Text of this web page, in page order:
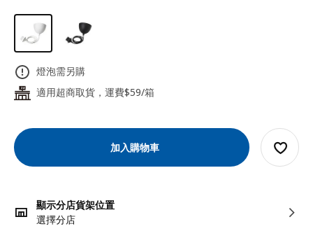
燈泡需另購
24 適用超商取貨，運費$59/箱
加入購物車
顯示分店貨架位置
選擇分店